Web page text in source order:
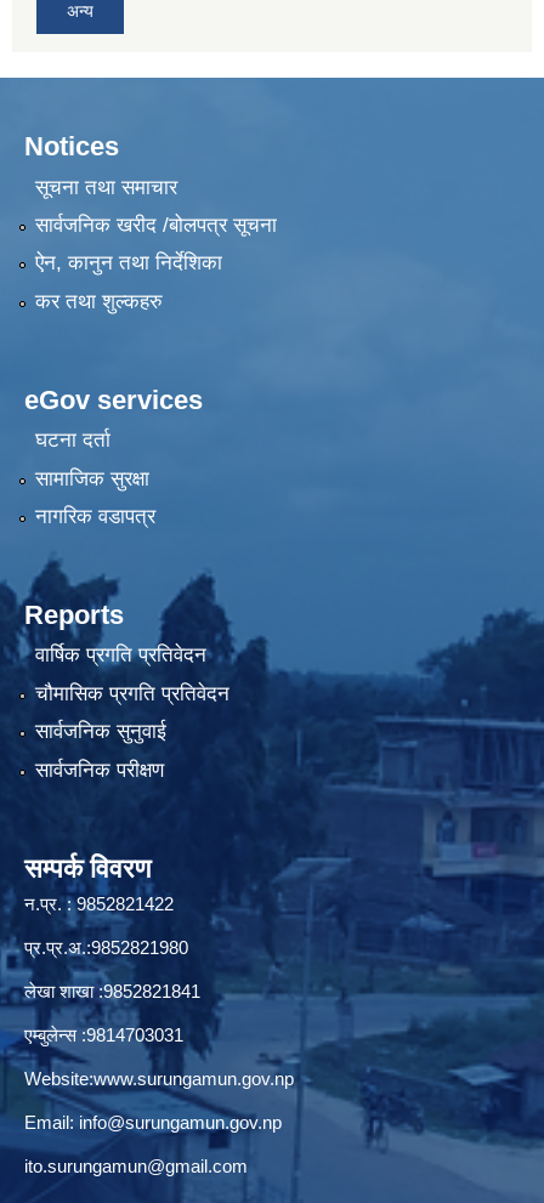
अन्य
Notices
सूचना तथा समाचार
सार्वजनिक खरीद /बोलपत्र सूचना
ऐन, कानुन तथा निर्देशिका
कर तथा शुल्कहरु
eGov services
घटना दर्ता
सामाजिक सुरक्षा
नागरिक वडापत्र
Reports
वार्षिक प्रगति प्रतिवेदन
चौमासिक प्रगति प्रतिवेदन
सार्वजनिक सुनुवाई
सार्वजनिक परीक्षण
सम्पर्क विवरण
न.प्र. : 9852821422
प्र.प्र.अ.:9852821980
लेखा शाखा :9852821841
एम्बुलेन्स :9814703031
Website:www.surungamun.gov.np
Email: info@surungamun.gov.np
ito.surungamun@gmail.com